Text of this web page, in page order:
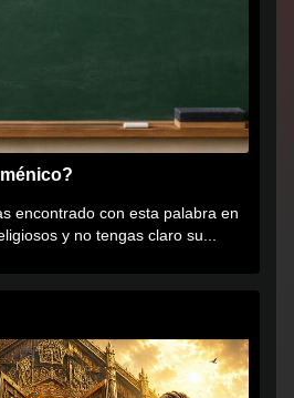
encontrado con esta palabra en
y no tengas claro su...